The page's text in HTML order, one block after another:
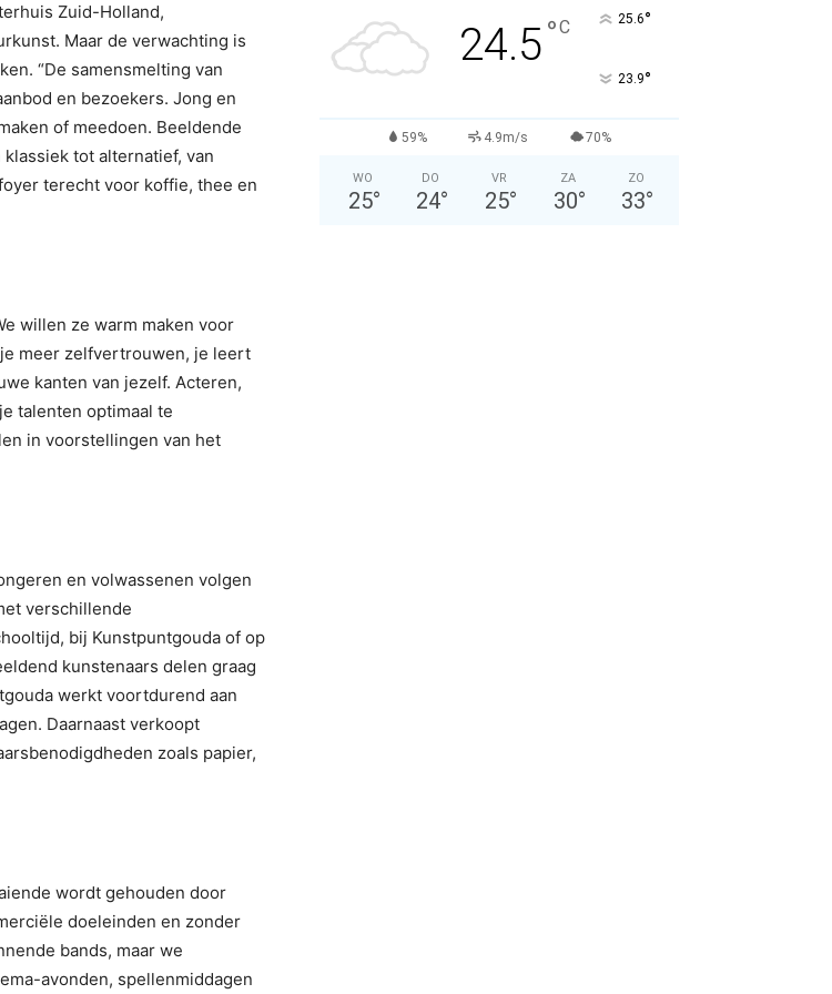
Zuid-Holland,
Maar de verwachting is
“De samensmelting van
en bezoekers. Jong en
of meedoen. Beeldende
tot alternatief, van
terecht voor koffie, thee en
willen ze warm maken voor
meer zelfvertrouwen, je leert
kanten van jezelf. Acteren,
talenten optimaal te
in voorstellingen van het
en volwassenen volgen
verschillende
bij Kunstpuntgouda of op
kunstenaars delen graag
werkt voortdurend aan
Daarnaast verkoopt
zoals papier,
wordt gehouden door
doeleinden en zonder
bands, maar we
avonden, spellenmiddagen
24.5°C 25.6°
23.9°
59% 4.9m/s 70%
WO
25°
DO
24°
VR
25°
ZA
30°
ZO
33°